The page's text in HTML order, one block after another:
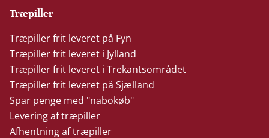
Træpiller
Træpiller frit leveret på Fyn
Træpiller frit leveret i Jylland
Træpiller frit leveret i Trekantsområdet
Træpiller frit leveret på Sjælland
Spar penge med "nabokøb"
Levering af træpiller
Afhentning af træpiller